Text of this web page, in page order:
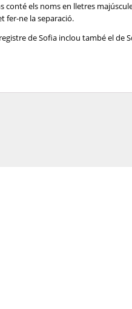
els noms en lletres
fer-ne la separació.
de Sofia inclou també el de